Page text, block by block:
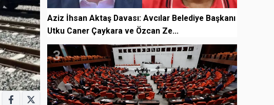
Aziz İhsan Aktaş Davası: Avcılar Belediye Başkanı
Utku Caner Çaykara ve Özcan Ze...
3